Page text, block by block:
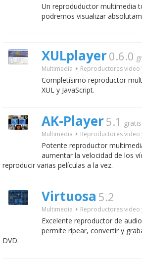
Un reproduductor multimedia
podremos visualizar
XULplayer0.6.0
Multimedia Reproductores video
Completísimo reproductor
XUL y JavaScript.
AK-Player5.1 gratis
Multimedia Reproductores video
Potente reproductor
aumentar la velocidad de los
reproducir varias películas a la vez.
Virtuosa 5.2
Multimedia Reproductores video
Excelente reproductor de
permite ripear, convertir y
DVD.